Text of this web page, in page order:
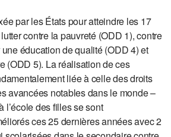
par les États pour atteindre les 17
contre la pauvreté (ODD 1), contre
éducation de qualité (ODD 4) et
(ODD 5). La réalisation de ces
liée à celle des droits
avancées notables dans le monde –
l’école des filles se sont
ces 25 dernières années avec 2